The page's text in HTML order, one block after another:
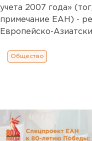
учета 2007 года»
примечание ЕАН) -
Европейско-
Общество